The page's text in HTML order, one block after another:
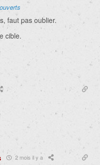
faut pas oublier.
cible.
2 mois il y a